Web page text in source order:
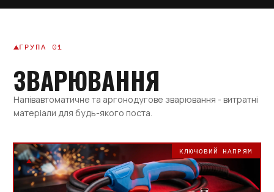
ГРУПА 01
ЗВАРЮВАННЯ
Напівавтоматичне та аргонодугове зварювання - витратні
матеріали для будь-якого поста.
КЛЮЧОВИЙ НАПРЯМ